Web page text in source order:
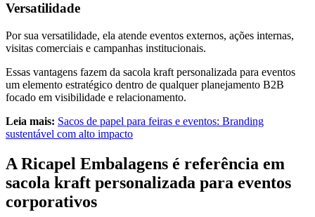
Versatilidade
Por sua versatilidade, ela atende eventos externos, ações internas,
visitas comerciais e campanhas institucionais.
Essas vantagens fazem da sacola kraft personalizada para eventos
um elemento estratégico dentro de qualquer planejamento B2B
focado em visibilidade e relacionamento.
Leia mais: Sacos de papel para feiras e eventos: Branding
sustentável com alto impacto
A Ricapel Embalagens é referência em
sacola kraft personalizada para eventos
corporativos